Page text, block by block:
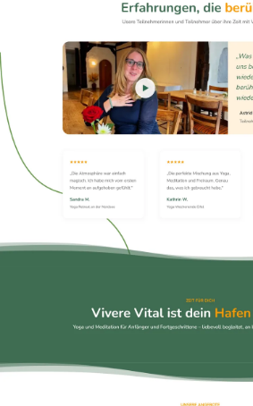
Über uns
Kontakt
Notfall
08 English
hello@zenku.studio